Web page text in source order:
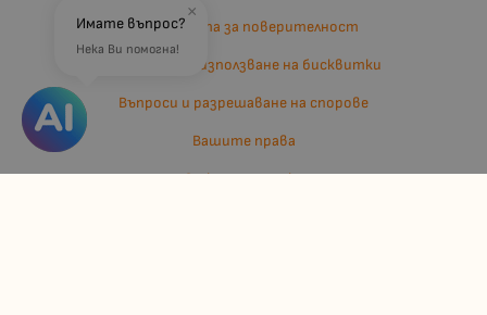
Политиката за поверителност
Политика за използване на бисквитки
Въпроси и разрешаване на спорове
Вашите права
Отказ от сделка
×
Имате въпрос?
Нека Ви помогна!